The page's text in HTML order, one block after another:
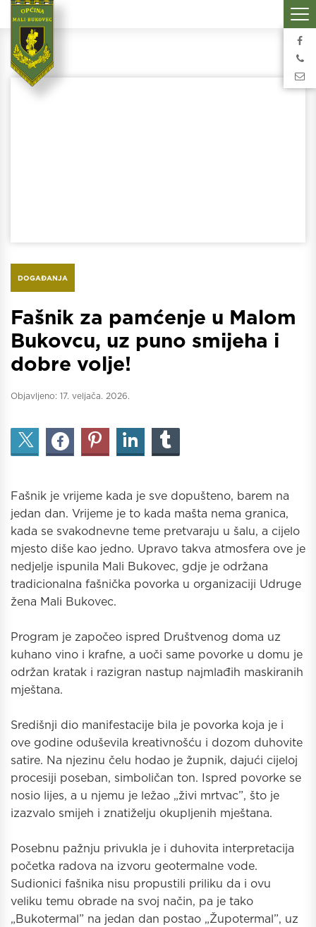
DOGAĐANJA
Fašnik za pamćenje u Malom
Bukovcu, uz puno smijeha i
dobre volje!
Objavljeno: 17. veljača. 2026.
Fašnik je vrijeme kada je sve dopušteno, barem na
jedan dan. Vrijeme je to kada mašta nema granica,
kada se svakodnevne teme pretvaraju u šalu, a cijelo
mjesto diše kao jedno. Upravo takva atmosfera ove je
nedjelje ispunila Mali Bukovec, gdje je održana
tradicionalna fašnička povorka u organizaciji Udruge
žena Mali Bukovec.
Program je započeo ispred Društvenog doma uz
kuhano vino i krafne, a uoči same povorke u domu je
održan kratak i razigran nastup najmlađih maskiranih
mještana.
Središnji dio manifestacije bila je povorka koja je i
ove godine oduševila kreativnošću i dozom duhovite
satire. Na njezinu čelu hodao je župnik, dajući cijeloj
procesiji poseban, simboličan ton. Ispred povorke se
nosio lijes, a u njemu je ležao „živi mrtvac”, što je
izazvalo smijeh i znatiželju okupljenih mještana.
Posebnu pažnju privukla je i duhovita interpretacija
početka radova na izvoru geotermalne vode.
Sudionici fašnika nisu propustili priliku da i ovu
veliku temu obrade na svoj način, pa je tako
„Bukotermal” na jedan dan postao „Župotermal”, uz